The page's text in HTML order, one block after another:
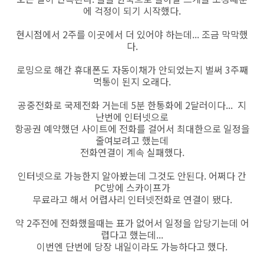
에 걱정이 되기 시작했다.
현시점에서 2주를 이곳에서 더 있어야 하는데... 조금 막막했
다.
로밍으로 해간 휴대폰도 자동이채가 안되었는지 벌써 3주째
먹통이 된지 오래다.
공중전화로 국제전화 거는데 5분 한통화에 2달러이다... 지
난번에 인터넷으로
항공권 예약했던 사이트에 전화를 걸어서 최대한으로 일정을
줄여보려고 했는데
전화연결이 계속 실패했다.
인터넷으로 가능한지 알아봤는데 그것도 안된다. 어쩌다 간
PC방에 스카이프가
무료라고 해서 어렵사리 인터넷전화로 연결이 됐다.
약 2주전에 전화했을때는 표가 없어서 일정을 압당기는데 어
렵다고 했는데...
이번엔 단번에 당장 내일이라도 가능하다고 했다.